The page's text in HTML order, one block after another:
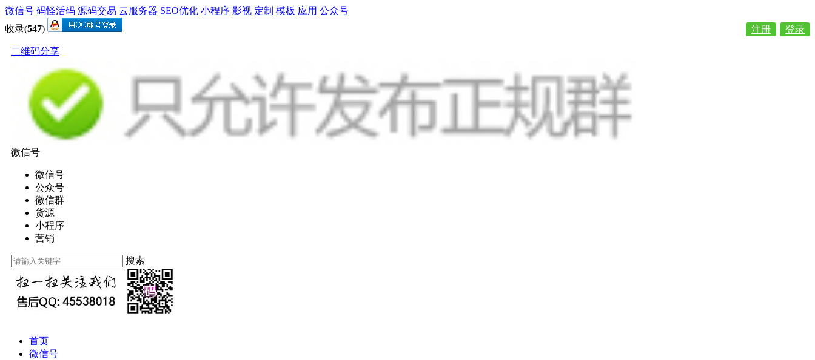
微信号 码怪活码 源码交易 云服务器 SEO优化 小程序 影视 定制 模板 应用 公众号
收录(547) 登录
注册
二维码分享
微信号
微信号
公众号
微信群
货源
小程序
营销
搜索
首页
微信号